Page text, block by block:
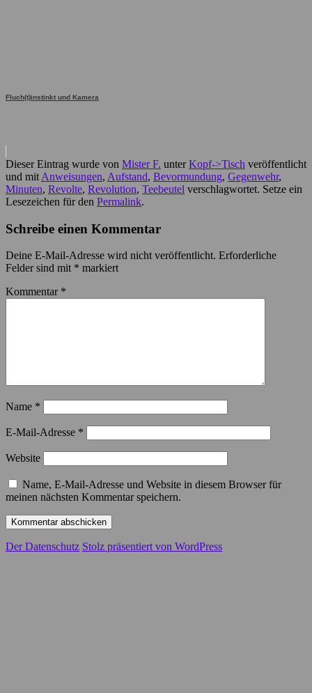
Fluch(t)instinkt und Kamera
Dieser Eintrag wurde von Mister F. unterKopf->Tisch veröffentlicht
und mit Anweisungen, Aufstand, Bevormundung, Gegenwehr,
Minuten, Revolte, Revolution, Teebeutel verschlagwortet. Setze ein
Lesezeichen für den Permalink.
Schreibe einen Kommentar
Deine E-Mail-Adresse wird nicht veröffentlicht. Erforderliche
Felder sind mit * markiert
Kommentar *
Name *
E-Mail-Adresse *
Website
Name, E-Mail-Adresse und Website in diesem Browser für
meinen nächsten Kommentar speichern.
Der Datenschutz Stolz präsentiert von WordPress